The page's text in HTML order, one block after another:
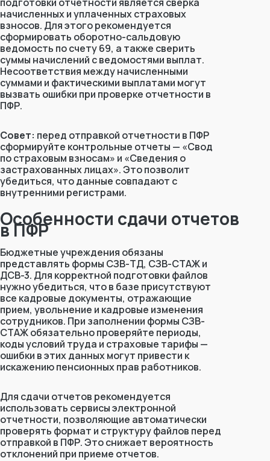
начисленных и уплаченных страховых
взносов. Для этого рекомендуется
сформировать оборотно-сальдовую
ведомость по счету 69, а также сверить
суммы начислений с ведомостями выплат.
Несоответствия между начисленными
суммами и фактическими выплатами могут
вызвать ошибки при проверке отчетности в
ПФР.
Совет: перед отправкой отчетности в ПФР
сформируйте контрольные отчеты — «Свод
по страховым взносам» и «Сведения о
застрахованных лицах». Это позволит
убедиться, что данные совпадают с
внутренними регистрами.
Особенности сдачи отчетов
в ПФР
Бюджетные учреждения обязаны
представлять формы СЗВ-ТД, СЗВ-СТАЖ и
ДСВ-3. Для корректной подготовки файлов
нужно убедиться, что в базе присутствуют
все кадровые документы, отражающие
прием, увольнение и кадровые изменения
сотрудников. При заполнении формы СЗВ-
СТАЖ обязательно проверяйте периоды,
коды условий труда и страховые тарифы —
ошибки в этих данных могут привести к
искажению пенсионных прав работников.
Для сдачи отчетов рекомендуется
использовать сервисы электронной
отчетности, позволяющие автоматически
проверять формат и структуру файлов перед
отправкой в ПФР. Это снижает вероятность
отклонений при приеме отчетов.